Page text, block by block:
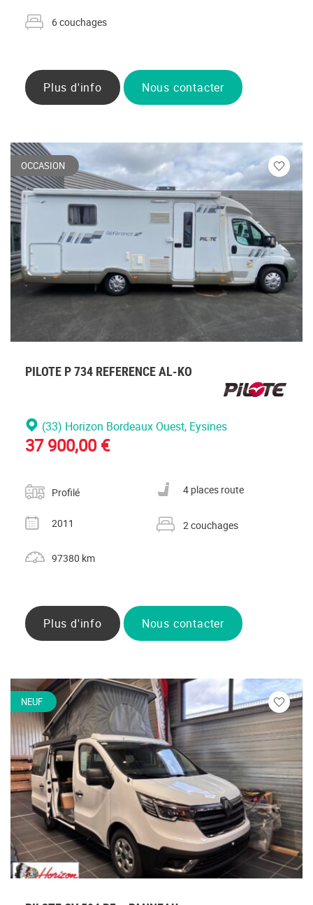
Nombre de couchages
6 couchages
Plus d'info Nous contacter
OCCASION
Veuillez
vous
PILOTE P 734 REFERENCE AL-KO
(33) Horizon Bordeaux Ouest, Eysines
37 900,00 €
Catégorie
Profilé
Nombre de places carte grise
4 places route
Année
2011
Nombre de couchages
2 couchages
97380 km
Plus d'info Nous contacter
NEUF
Veuillez
vous